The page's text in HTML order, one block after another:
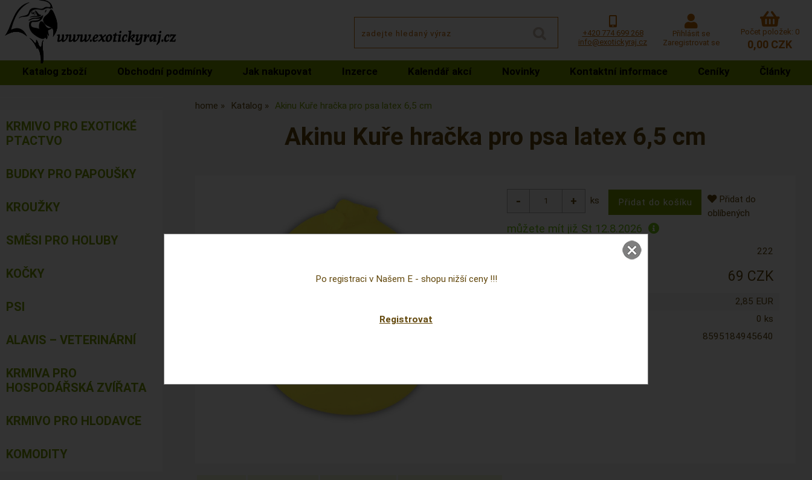
+420 774 699 268
info@exotickyraj.cz
Přihlásit se
Zaregistrovat se
Počet položek: 0
0,00 CZK
Katalog zboží Obchodní podmínky Jak nakupovat Inzerce Kalendář akcí Novinky Kontaktní informace Ceníky Články
home Katalog Akinu Kuře hračka pro psa latex 6,5 cm
Akinu Kuře hračka pro psa latex 6,5 cm
ks
Přidat do
oblíbených
můžete mít již St 12.8.2026
222
69 CZK
2,85 EUR
0 ks
8595184945640
KRMIVO PRO EXOTICKÉ
PTACTVO
BUDKY PRO PAPOUŠKY
KROUŽKY
SMĚSI PRO HOLUBY
KOČKY
PSI
ALAVIS – VETERINÁRNÍ
KRMIVA PRO
HOSPODÁŘSKÁ ZVÍŘATA
KRMIVO PRO HLODAVCE
KOMODITY
Po registraci v Našem E - shopu nižší ceny !!!
Registrovat